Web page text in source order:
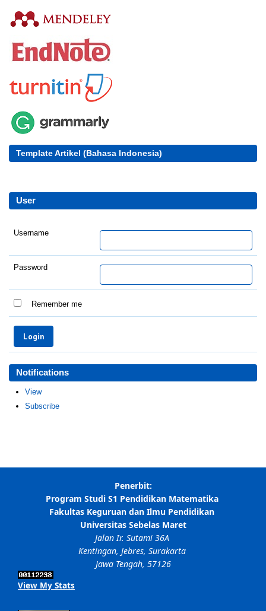
Template Artikel (Bahasa Indonesia)
User
Username
Password
Remember me
Notifications
View
Subscribe
View My Stats